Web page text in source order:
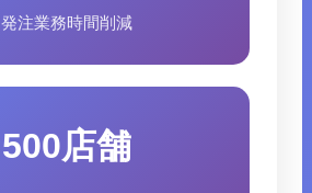
発注業務時間削減
500店舗